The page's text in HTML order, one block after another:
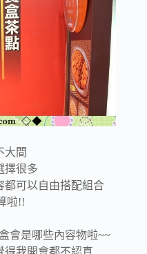
大間
擇很多
都可以自由搭配組合
啦!!
會是哪些內容物啦~~
我開會都不認真